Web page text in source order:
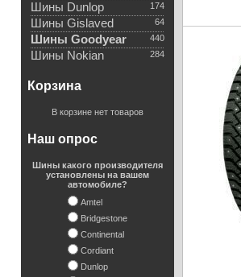
174
Шины Dunlop
64
Шины Gislaved
440
Шины Goodyear
284
Шины Nokian
Корзина
В корзине нет товаров
Наш опрос
Шины какого производителя
установлены на вашем
автомобиле?
Amtel
Bridgestone
Continental
Cordiant
Dunlop